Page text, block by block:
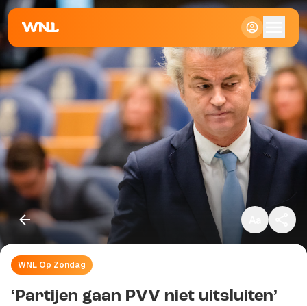
Klein
Standaard
Groot
WNL Op Zondag
‘Partijen gaan PVV niet uitsluiten’